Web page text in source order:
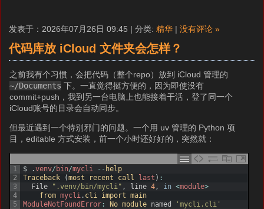
发表于：2026年07月26日 09:45 | 分类: 精华 | 没有评论 »
代码库放 iCloud 文件夹会怎样？
之前我有个习惯，会把代码（整个repo）放到 iCloud 管理的
~/Documents 下。一直觉得挺方便的，因为即使没有
commit+push，我到另一台电脑上也能接着干活，登了同一个
iCloud账号的目录会自动同步。
但最近遇到一个特别邪门的问题。一个用 uv 管理的 Python 项
目，editable 方式安装，前一个小时还好好的，突然就：
1
2
3
4
5
$ .venv/ bin/mycli -- help
Traceback
(most recent call last ) :
File
".venv/bin/mycli" , line 4, in <module>
from mycli. cli import main
ModuleNotFoundError : No module named 'mycli.cli'